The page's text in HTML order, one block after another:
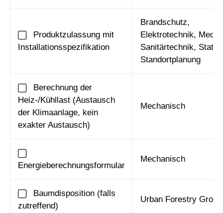
Produktzulassung mit
Installationsspezifikation
Brandschutz,
Elektrotechnik,
Sanitärtechnik, Statik,
Standortplanung
Berechnung der
Heiz-/Kühllast (Austausch
der Klimaanlage, kein
exakter Austausch)
Mechanisch
Energieberechnungsformular
Mechanisch
Baumdisposition (falls
zutreffend)
Urban Forestry Group